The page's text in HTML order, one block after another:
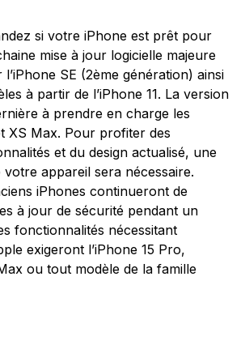
si votre iPhone est prêt pour
mise à jour logicielle majeure
SE (2ème génération) ainsi
à partir de l’iPhone 11. La version
à prendre en charge les
XS Max. Pour profiter des
et du design actualisé, une
votre appareil sera nécessaire.
iPhones continueront de
à jour de sécurité pendant un
fonctionnalités nécessitant
exigeront l’iPhone 15 Pro,
ou tout modèle de la famille